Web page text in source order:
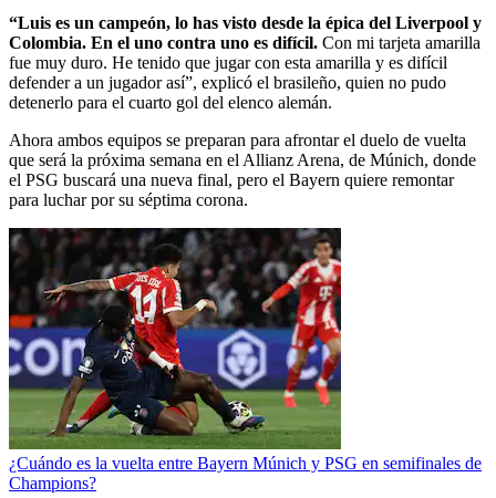
“Luis es un campeón, lo has visto desde la épica del Liverpool y
Colombia. En el uno contra uno es difícil. Con mi tarjeta amarilla
fue muy duro. He tenido que jugar con esta amarilla y es difícil
defender a un jugador así”, explicó el brasileño, quien no pudo
detenerlo para el cuarto gol del elenco alemán.
Ahora ambos equipos se preparan para afrontar el duelo de vuelta
que será la próxima semana en el Allianz Arena, de Múnich, donde
el PSG buscará una nueva final, pero el Bayern quiere remontar
para luchar por su séptima corona.
¿Cuándo es la vuelta entre Bayern Múnich y PSG en semifinales de
Champions?